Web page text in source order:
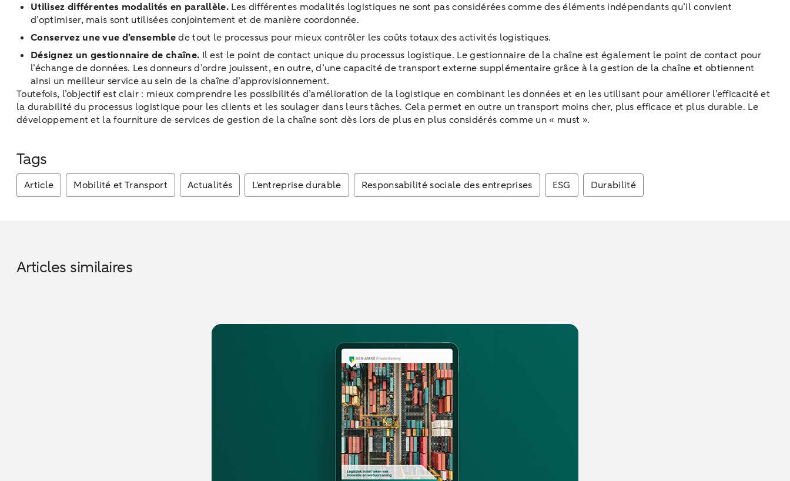
Utilisez différentes modalités en parallèle. Les différentes modalités logistiques ne sont pas considérées comme des éléments indépendants qu’il convient
d’optimiser, mais sont utilisées conjointement et de manière coordonnée.
Conservez une vue d’ensemblede tout le processus pour mieux contrôler les coûts totaux des activités logistiques.
Désignez un gestionnaire de chaîne. Il est le point de contact unique du processus logistique. Le gestionnaire de la chaîne est également le point de contact pour
l’échange de données. Les donneurs d’ordre jouissent, en outre, d’une capacité de transport externe supplémentaire grâce à la gestion de la chaîne et obtiennent
ainsi un meilleur service au sein de la chaîne d’approvisionnement.
Toutefois, l’objectif est clair : mieux comprendre les possibilités d’amélioration de la logistique en combinant les données et en les utilisant pour améliorer l’efficacité et
la durabilité du processus logistique pour les clients et les soulager dans leurs tâches. Cela permet en outre un transport moins cher, plus efficace et plus durable. Le
développement et la fourniture de services de gestion de la chaîne sont dès lors de plus en plus considérés comme un « must ».
Tags
Article Mobilité et Transport Actualités L'entreprise durable Responsabilité sociale des entreprises ESG Durabilité
Articles similaires